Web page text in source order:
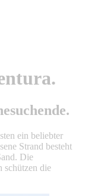
ein beliebter
Strand besteht
Die
schützen die